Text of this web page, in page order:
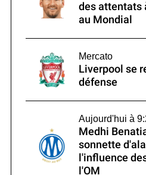
des attentats
au Mondial
Mercato
Liverpool se
défense
Aujourd'hui à
Medhi
sonnette
l'influence
l'OM